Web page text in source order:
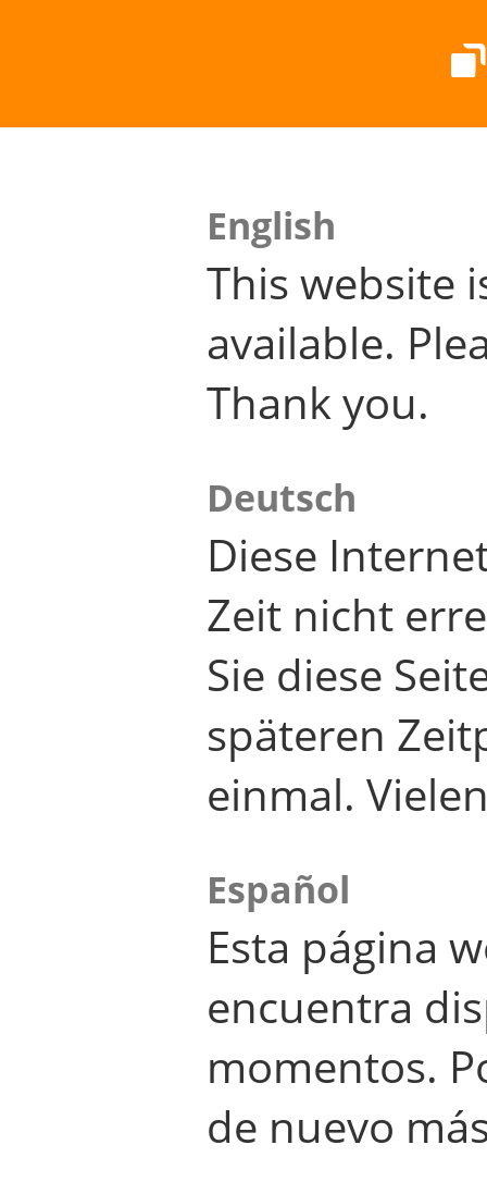
English
This website
available.
Thank you.
Deutsch
Diese
Zeit nicht
Sie diese
späteren
einmal.
Español
Esta página
encuentra
momentos.
de nuevo